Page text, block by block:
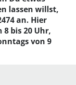
lassen willst,
an. Hier
bis 20 Uhr,
von 9